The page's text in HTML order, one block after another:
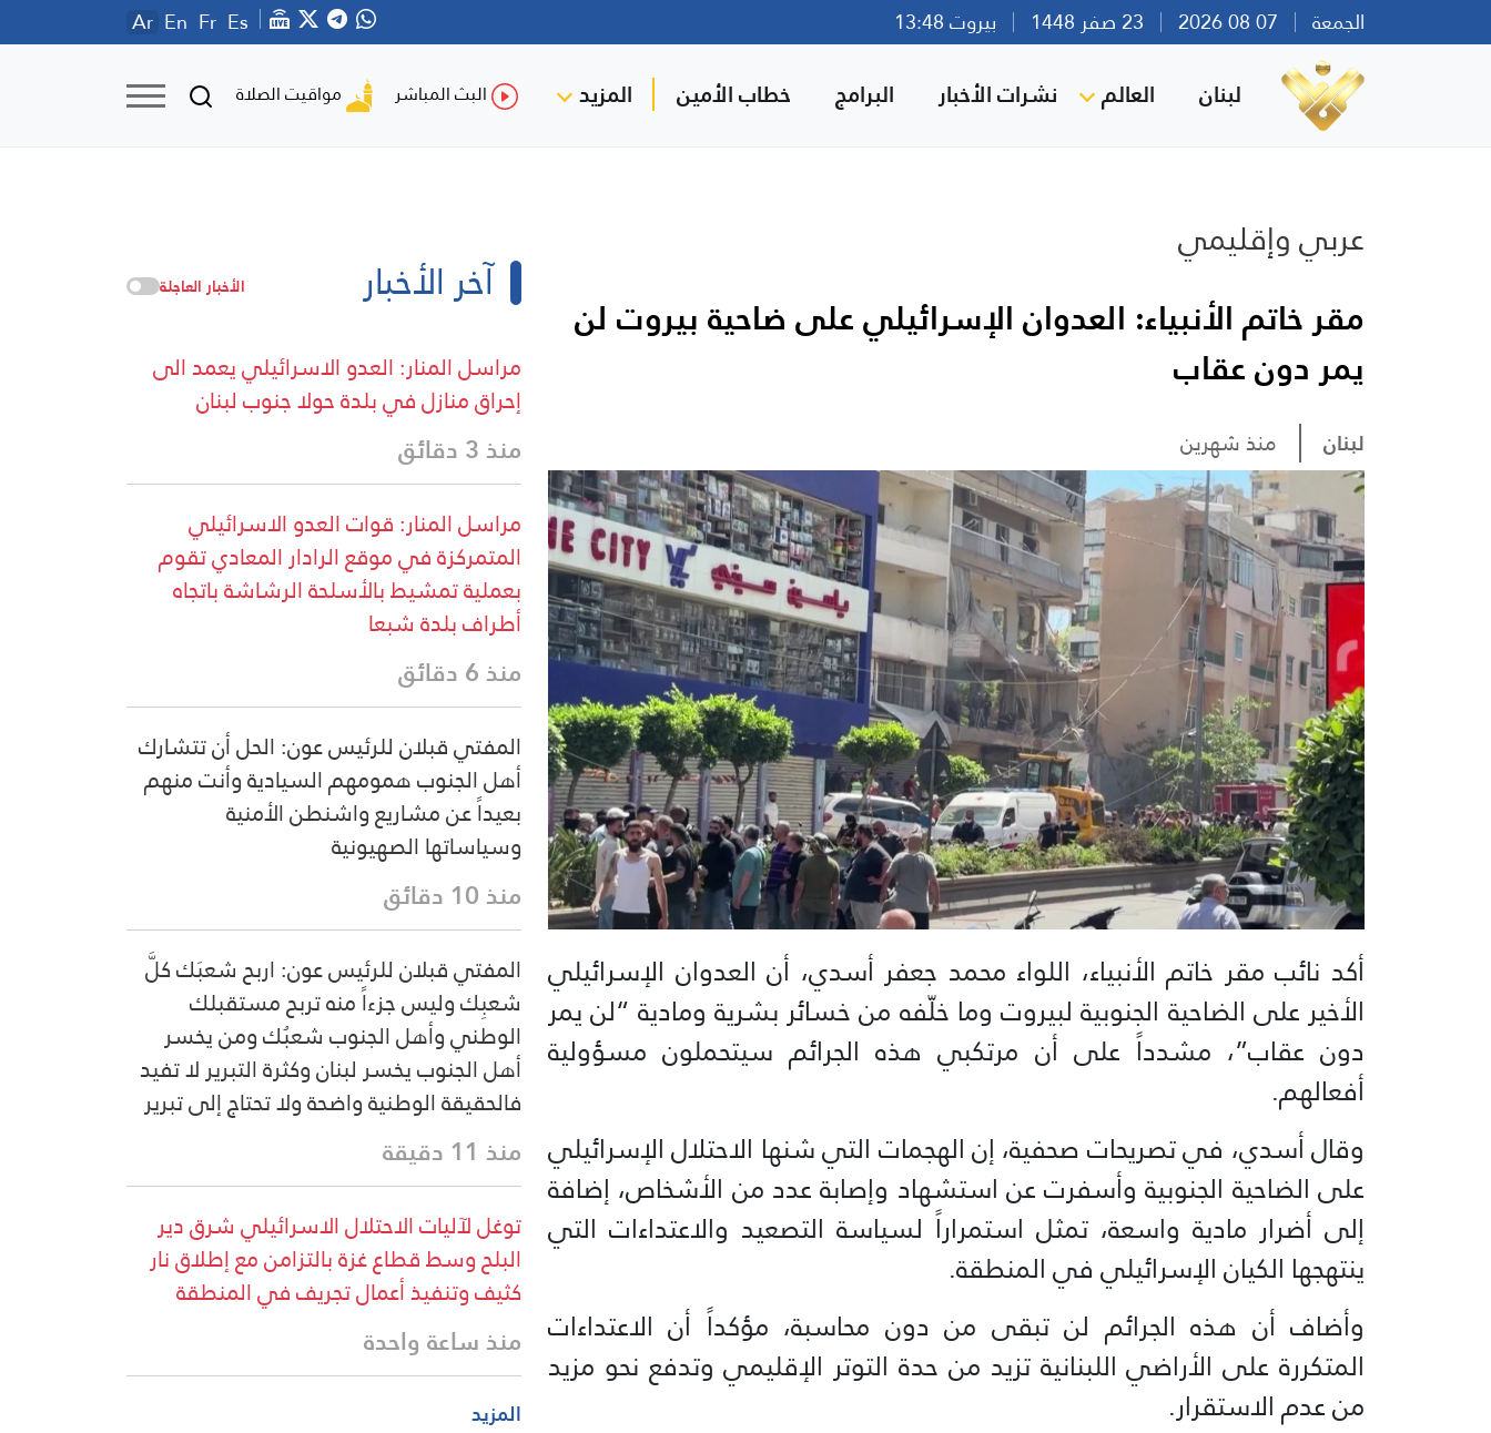
الجمعة بيروت 13:48 Ar En Fr Es
لبنان العالم نشرات الأخبار البرامج خطاب الأمين المزيد البث المباشر مواقيت الصلاة
عربي وإقليمي
مقر خاتم الأنبياء: العدوان الإسرائيلي على ضاحية بيروت لن
يمر دون عقاب
لبنان منذ شهرين
أكد نائب مقر خاتم الأنبياء، اللواء محمد جعفر أسدي، أن العدوان الإسرائيلي
الأخير على الضاحية الجنوبية لبيروت وما خلّفه من خسائر بشرية ومادية “لن يمر
دون عقاب”، مشدداً على أن مرتكبي هذه الجرائم سيتحملون مسؤولية
أفعالهم.
وقال أسدي، في تصريحات صحفية، إن الهجمات التي شنها الاحتلال الإسرائيلي
على الضاحية الجنوبية وأسفرت عن استشهاد وإصابة عدد من الأشخاص، إضافة
إلى أضرار مادية واسعة، تمثل استمراراً لسياسة التصعيد والاعتداءات التي
ينتهجها الكيان الإسرائيلي في المنطقة.
وأضاف أن هذه الجرائم لن تبقى من دون محاسبة، مؤكداً أن الاعتداءات
المتكررة على الأراضي اللبنانية تزيد من حدة التوتر الإقليمي وتدفع نحو مزيد
من عدم الاستقرار.
آخر الأخبار الأخبار العاجلة
مراسل المنار: العدو الاسرائيلي يعمد الى
إحراق منازل في بلدة حولا جنوب لبنان
منذ 3 دقائق
مراسل المنار: قوات العدو الاسرائيلي
المتمركزة في موقع الرادار المعادي تقوم
بعملية تمشيط بالأسلحة الرشاشة باتجاه
أطراف بلدة شبعا
منذ 6 دقائق
المفتي قبلان للرئيس عون: الحل أن تتشارك
أهل الجنوب همومهم السيادية وأنت منهم
بعيداً عن مشاريع واشنطن الأمنية
وسياساتها الصهيونية
منذ 10 دقائق
المفتي قبلان للرئيس عون: اربح شعبَك كلَّ
شعبِك وليس جزءاً منه تربح مستقبلك
الوطني وأهل الجنوب شعبُك ومن يخسر
أهل الجنوب يخسر لبنان وكثرة التبرير لا تفيد
فالحقيقة الوطنية واضحة ولا تحتاج إلى تبرير
منذ 11 دقيقة
توغل لآليات الاحتلال الاسرائيلي شرق دير
البلح وسط قطاع غزة بالتزامن مع إطلاق نار
كثيف وتنفيذ أعمال تجريف في المنطقة
منذ ساعة واحدة
المزيد